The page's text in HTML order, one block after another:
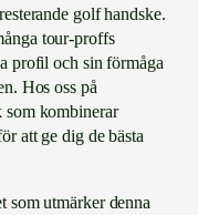
golf handske.
tour-proffs
profil och sin förmåga
Hos oss på
som kombinerar
att ge dig de bästa
som utmärker denna